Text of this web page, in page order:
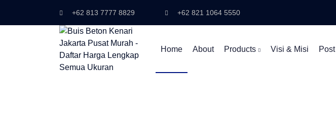
+62 813 7777 8829 +62 821 1064 5550
Home About Products Visi & Misi Post